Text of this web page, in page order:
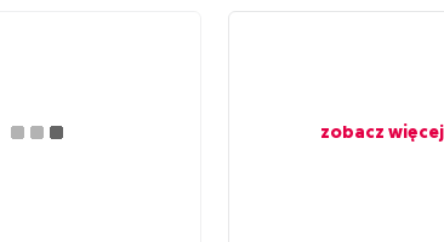
zobacz więcej